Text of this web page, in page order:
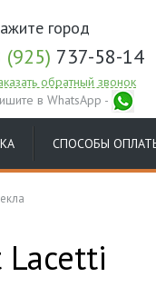
город
(925) 737-58-14
обратный звонок
в WhatsApp -
СПОСОБЫ
Lacetti